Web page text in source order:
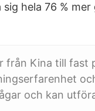
hela 76 %
Kina till fast
och kan